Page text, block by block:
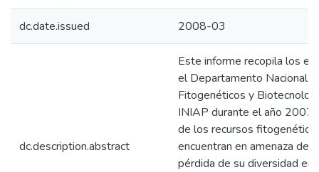
dc.date.issued 2008-03
dc.description.abstract
Este informe recopila los
el Departamento Nacional
Fitogenéticos y
INIAP durante el año 2007
de los recursos
encuentran en amenaza de
pérdida de su diversidad en